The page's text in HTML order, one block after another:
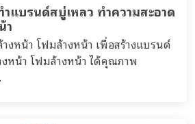
แบรนด์สบู่เหลว ทำความสะอาด
า
งหน้า โฟมล้างหน้า เพื่อสร้างแบรนด์
หน้า โฟมล้างหน้า ได้คุณภาพ